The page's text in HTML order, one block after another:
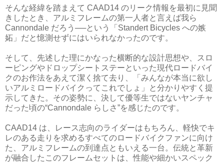
そんな経緯を踏まえて CAAD14 のリーク情報を最初に見聞
きしたとき、アルミフレームの第一人者と言えば我ら
Cannondale だろう──という「Standert Bicycles への嫉
妬」だと憶測せずにはいられなかったのです。
そして、先述した理にかなった横断的な設計思想や、スロ
ーピングやドロップシートステーといった現代ロードバイ
クのお作法をあえて潔く捨て去り、「みんなが本当に欲し
いアルミロードバイクってこれでしょ」と分かりやすく提
示してきた。その姿勢に、決して優等生ではないヤンチャ
だった頃の“Cannondale らしさ”を感じたのです。
CAAD14 は、レース志向のライダーはもちろん、軽快でキ
レのある走りを求めるすべてのロードバイクファンに向け
た、アルミフレームの到達点ともいえる一台。伝統と革新
が融合したこのフレームセットは、性能や細かいスペック